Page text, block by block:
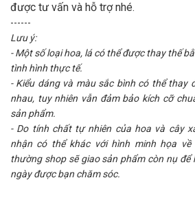
được tư vấn và hỗ trợ nhé.
------
Lưu ý:
- Một số loại hoa, lá có thể được thay thế
tình hình thực tế.
- Kiểu dáng và màu sắc bình có thể thay
nhau, tuy nhiên vẫn đảm bảo kích cỡ
sản phẩm.
- Do tính chất tự nhiên của hoa và cây
nhận có thể khác với hình minh họa
thường shop sẽ giao sản phẩm còn nụ để
ngày được bạn chăm sóc.